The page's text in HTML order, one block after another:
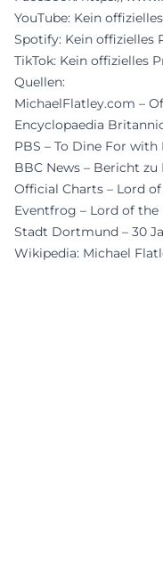
YouTube: Kein
Spotify: Kein offizielles
TikTok: Kein offizielles
Quellen:
MichaelFlatley.com –
Encyclopaedia
PBS – To Dine For
BBC News – Bericht
Official Charts – Lord
Eventfrog – Lord of
Stadt Dortmund – 30
Wikipedia: Michael